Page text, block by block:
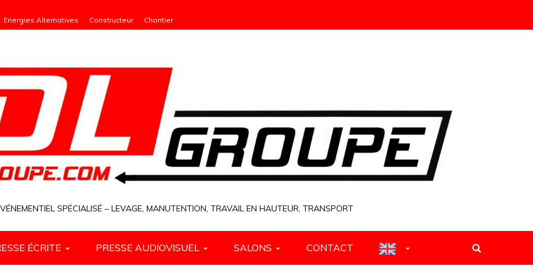
Energies Alternatives Constructeur Chantier
SPÉCIALISÉ – LEVAGE, MANUTENTION, TRAVAIL EN HAUTEUR, TRANSPORT
ÉCRITE PRESSE AUDIOVISUEL SALONS CONTACT